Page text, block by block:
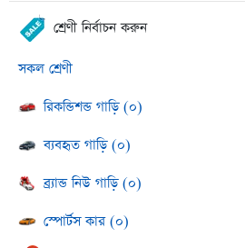
শ্রেণী নির্বাচন করুন
সকল শ্রেণী
রিকন্ডিশন্ড গাড়ি (০)
ব্যবহৃত গাড়ি (০)
ব্র্যান্ড নিউ গাড়ি (০)
স্পোর্টস কার (০)